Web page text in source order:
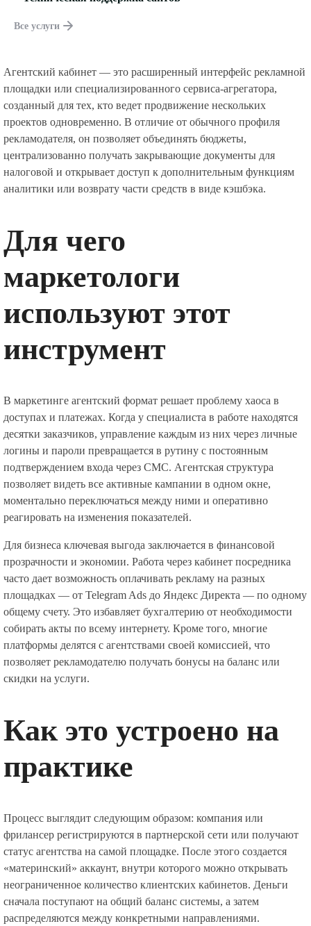
Все услуги
Агентский кабинет — это расширенный интерфейс рекламной
площадки или специализированного сервиса-агрегатора,
созданный для тех, кто ведет продвижение нескольких
проектов одновременно. В отличие от обычного профиля
рекламодателя, он позволяет объединять бюджеты,
централизованно получать закрывающие документы для
налоговой и открывает доступ к дополнительным функциям
аналитики или возврату части средств в виде кэшбэка.
Для чего
маркетологи
используют этот
инструмент
В маркетинге агентский формат решает проблему хаоса в
доступах и платежах. Когда у специалиста в работе находятся
десятки заказчиков, управление каждым из них через личные
логины и пароли превращается в рутину с постоянным
подтверждением входа через СМС. Агентская структура
позволяет видеть все активные кампании в одном окне,
моментально переключаться между ними и оперативно
реагировать на изменения показателей.
Для бизнеса ключевая выгода заключается в финансовой
прозрачности и экономии. Работа через кабинет посредника
часто дает возможность оплачивать рекламу на разных
площадках — от Telegram Ads до Яндекс Директа — по одному
общему счету. Это избавляет бухгалтерию от необходимости
собирать акты по всему интернету. Кроме того, многие
платформы делятся с агентствами своей комиссией, что
позволяет рекламодателю получать бонусы на баланс или
скидки на услуги.
Как это устроено на
практике
Процесс выглядит следующим образом: компания или
фрилансер регистрируются в партнерской сети или получают
статус агентства на самой площадке. После этого создается
«материнский» аккаунт, внутри которого можно открывать
неограниченное количество клиентских кабинетов. Деньги
сначала поступают на общий баланс системы, а затем
распределяются между конкретными направлениями.